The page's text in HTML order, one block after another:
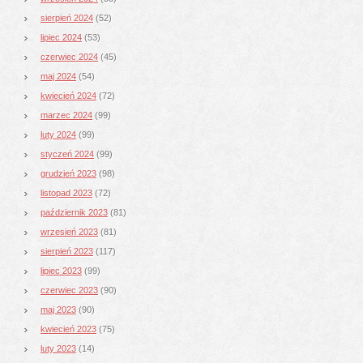
sierpień 2024 (52)
lipiec 2024 (53)
czerwiec 2024 (45)
maj 2024 (54)
kwiecień 2024 (72)
marzec 2024 (99)
luty 2024 (99)
styczeń 2024 (99)
grudzień 2023 (98)
listopad 2023 (72)
październik 2023 (81)
wrzesień 2023 (81)
sierpień 2023 (117)
lipiec 2023 (99)
czerwiec 2023 (90)
maj 2023 (90)
kwiecień 2023 (75)
luty 2023 (14)